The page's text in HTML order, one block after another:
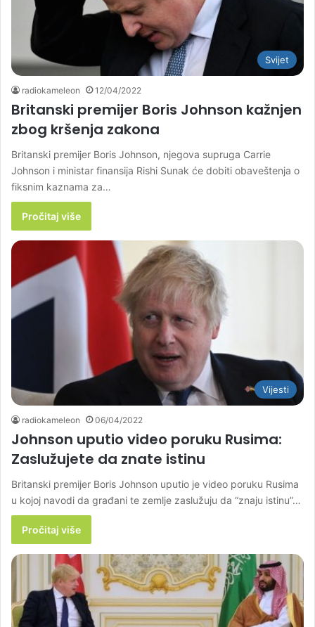
Svijet
radiokameleon 12/04/2022
Britanski premijer Boris Johnson kažnjen
zbog kršenja zakona
Britanski premijer Boris Johnson, njegova supruga Carrie
Johnson i ministar finansija Rishi Sunak će dobiti obaveštenja o
fiksnim kaznama za…
Pročitaj više
Vijesti
radiokameleon 06/04/2022
Johnson uputio video poruku Rusima:
Zaslužujete da znate istinu
Britanski premijer Boris Johnson uputio je video poruku Rusima
u kojoj navodi da građani te zemlje zaslužuju da “znaju istinu”…
Pročitaj više